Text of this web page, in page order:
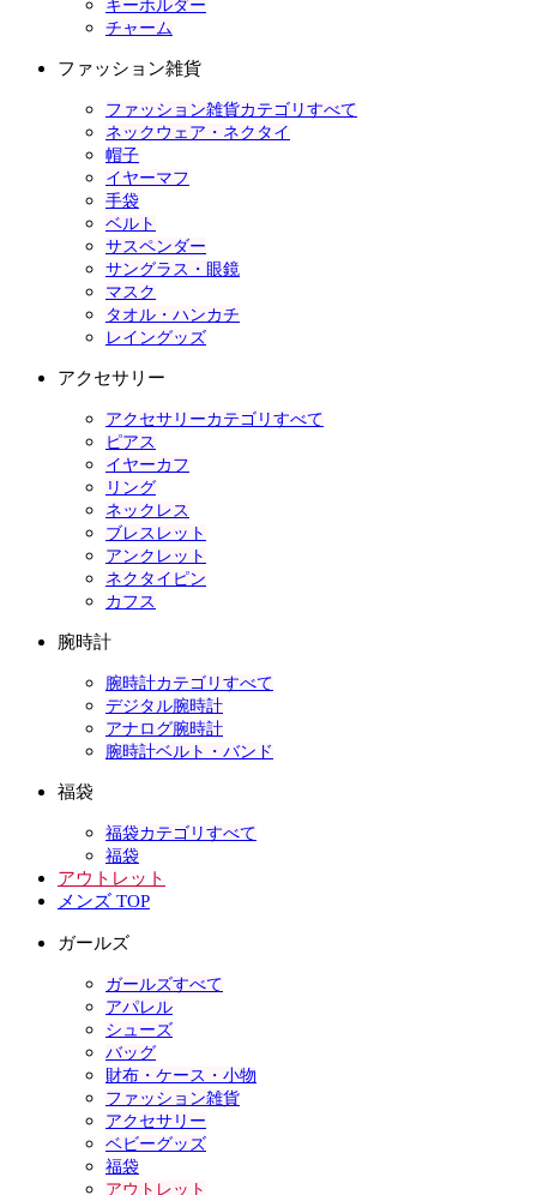
キーホルダー
チャーム
ファッション雑貨
ファッション雑貨カテゴリすべて
ネックウェア・ネクタイ
帽子
イヤーマフ
手袋
ベルト
サスペンダー
サングラス・眼鏡
マスク
タオル・ハンカチ
レイングッズ
アクセサリー
アクセサリーカテゴリすべて
ピアス
イヤーカフ
リング
ネックレス
ブレスレット
アンクレット
ネクタイピン
カフス
腕時計
腕時計カテゴリすべて
デジタル腕時計
アナログ腕時計
腕時計ベルト・バンド
福袋
福袋カテゴリすべて
福袋
アウトレット
メンズ TOP
ガールズ
ガールズすべて
アパレル
シューズ
バッグ
財布・ケース・小物
ファッション雑貨
アクセサリー
ベビーグッズ
福袋
アウトレット